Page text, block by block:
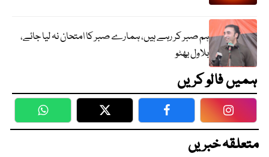
ہم صبر کر رہے ہیں، ہمارے صبر کا امتحان نہ لیا جائے،
بلاول بھٹو
ہمیں فالو کریں
WhatsApp Twitter Facebook
متعلقہ خبریں